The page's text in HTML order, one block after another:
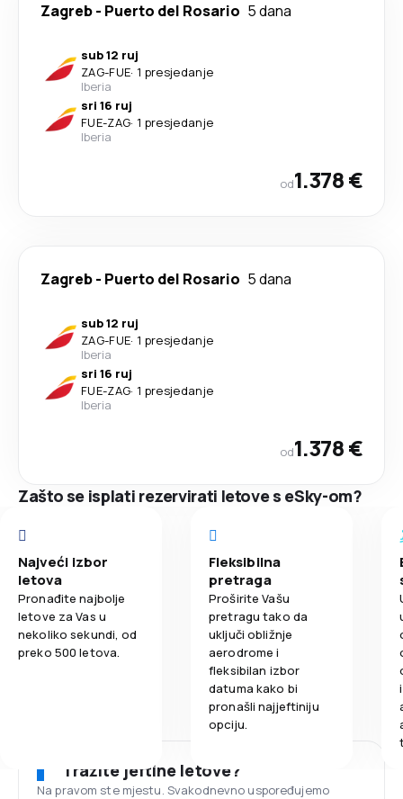
Zagreb- Puerto del Rosario 5 dana
sub 12 ruj
ZAG-FUE· 1 presjedanje
Iberia
sri 16 ruj
FUE-ZAG· 1 presjedanje
Iberia
od1.378 €
Zagreb- Puerto del Rosario 5 dana
sub 12 ruj
ZAG-FUE· 1 presjedanje
Iberia
sri 16 ruj
FUE-ZAG· 1 presjedanje
Iberia
od1.378 €
Zašto se isplati rezervirati letove s eSky-om?
Najveći izbor
letova
Pronađite najbolje
letove za Vas u
nekoliko sekundi, od
preko 500 letova.
Fleksibilna
pretraga
Proširite Vašu
pretragu tako da
uključi obližnje
aerodrome i
fleksibilan izbor
datuma kako bi
pronašli najjeftiniju
opciju.
Tražite jeftine letove?
Na pravom ste mjestu. Svakodnevno uspoređujemo